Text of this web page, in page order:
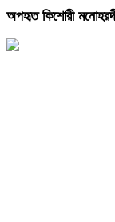
অপহৃত কিশোরী